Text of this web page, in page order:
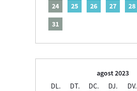
24
25 26 27 28
31
agost 2023
DL.
DT. DC. DJ. DV.